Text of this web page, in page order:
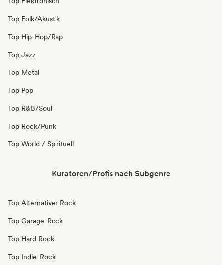
Top Folk/Akustik
Top Hip-Hop/Rap
Top Jazz
Top Metal
Top Pop
Top R&B/Soul
Top Rock/Punk
Top World / Spirituell
Kuratoren/Profis nach Subgenre
Top Alternativer Rock
Top Garage-Rock
Top Hard Rock
Top Indie-Rock